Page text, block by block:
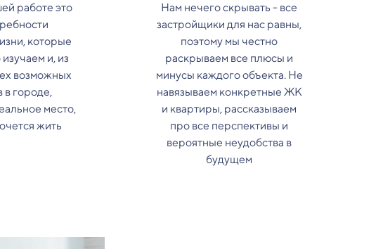
работе это
которые
и, из
возможных
в городе,
место,
жить
Нам нечего скрывать - все
застройщики для нас равны,
поэтому мы честно
раскрываем все плюсы и
минусы каждого объекта. Не
навязываем конкретные ЖК
и квартиры, рассказываем
про все перспективы и
вероятные неудобства в
будущем